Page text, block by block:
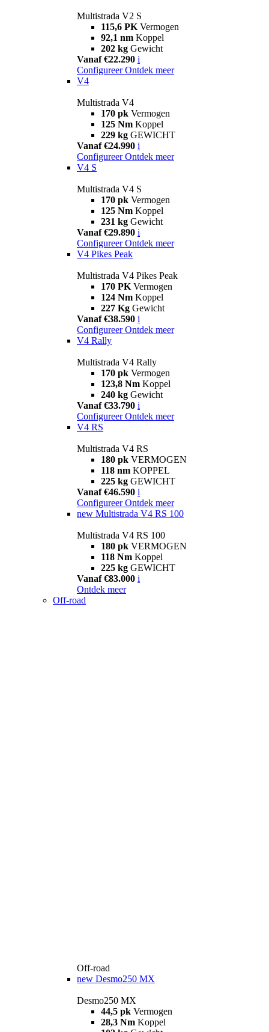
Multistrada V2 S
115,6 PK Vermogen
92,1 nm Koppel
202 kg Gewicht
Vanaf €22.290 i
Configureer Ontdek meer
V4
Multistrada V4
170 pk Vermogen
125 Nm Koppel
229 kg GEWICHT
Vanaf €24.990 i
Configureer Ontdek meer
V4 S
Multistrada V4 S
170 pk Vermogen
125 Nm Koppel
231 kg Gewicht
Vanaf €29.890 i
Configureer Ontdek meer
V4 Pikes Peak
Multistrada V4 Pikes Peak
170 PK Vermogen
124 Nm Koppel
227 Kg Gewicht
Vanaf €38.590 i
Configureer Ontdek meer
V4 Rally
Multistrada V4 Rally
170 pk Vermogen
123,8 Nm Koppel
240 kg Gewicht
Vanaf €33.790 i
Configureer Ontdek meer
V4 RS
Multistrada V4 RS
180 pk VERMOGEN
118 nm KOPPEL
225 kg GEWICHT
Vanaf €46.590 i
Configureer Ontdek meer
new Multistrada V4 RS 100
Multistrada V4 RS 100
180 pk VERMOGEN
118 Nm Koppel
225 kg GEWICHT
Vanaf €83.000 i
Ontdek meer
Off-road
Off-road
new Desmo250 MX
Desmo250 MX
44,5 pk Vermogen
28,3 Nm Koppel